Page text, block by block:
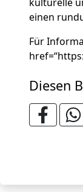
einen
Für
Diesen